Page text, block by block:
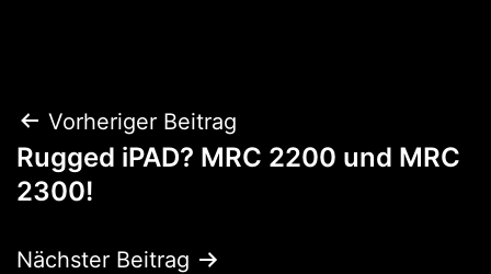
Beitragsnavigation
Vorheriger Beitrag
Rugged iPAD? MRC 2200 und MRC
2300!
Nächster Beitrag